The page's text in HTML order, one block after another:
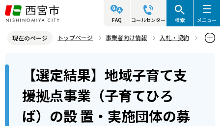
こ
の
ジ
FAQ コールセンター 検索 メニュー
現在のページ トップページ 事業者向け情報
入札・契約
プロポーザル等結果公表
施団体の募集について
【選定結果】地域子育て支
援拠点事業（子育てひろ
ば）の設 置・実施団体の募